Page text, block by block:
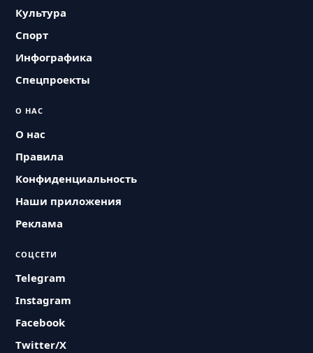
Культура
Спорт
Инфографика
Спецпроекты
О НАС
О нас
Правила
Конфиденциальность
Наши приложения
Реклама
СОЦСЕТИ
Telegram
Instagram
Facebook
Twitter/X